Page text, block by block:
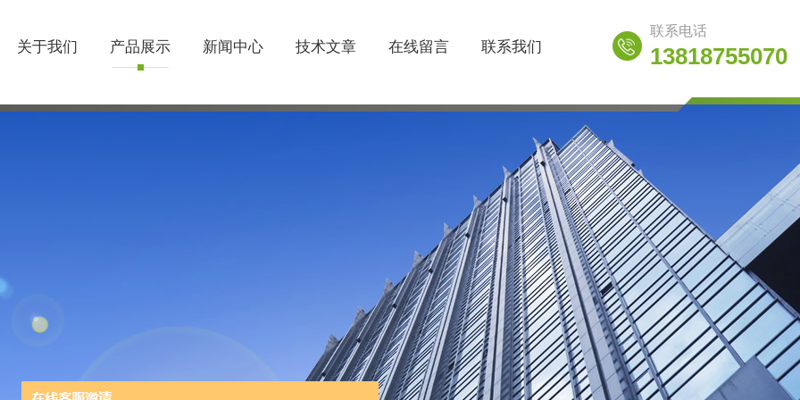
关于我们 产品展示 新闻中心 技术文章 在线留言 联系我们
联系电话
13818755070